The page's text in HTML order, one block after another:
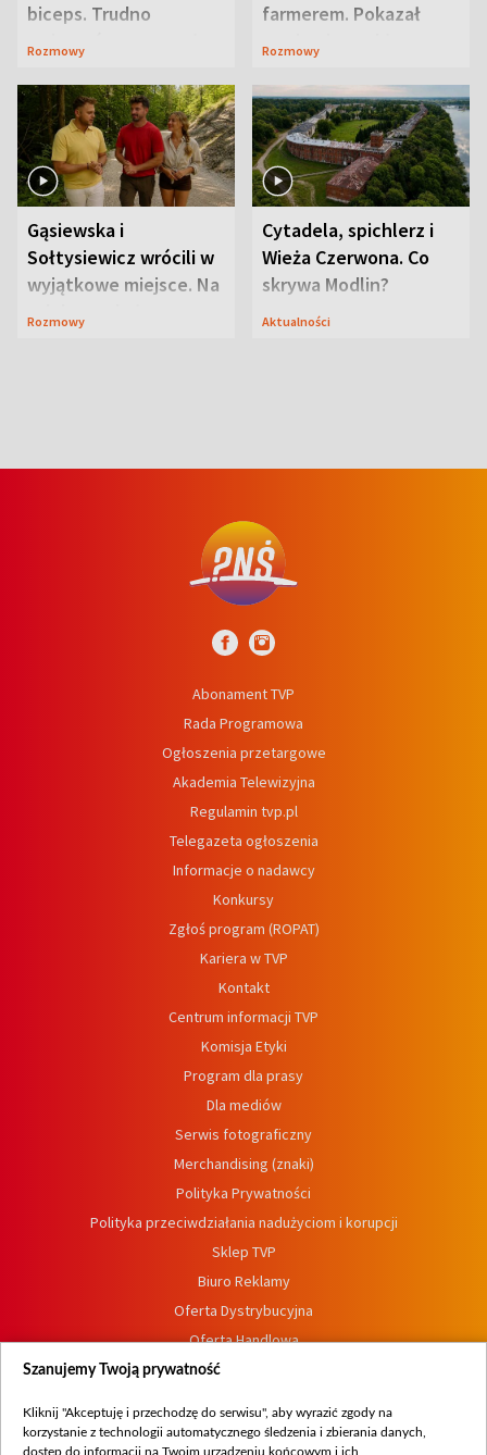
biceps. Trudno
uwierzyć, co przeszła
Rozmowy
farmerem. Pokazał
swoje niezwykłe
Rozmowy
Gąsiewska i
Sołtysiewicz wrócili w
wyjątkowe miejsce. Na
szlaku czekał
Rozmowy
Cytadela, spichlerz i
Wieża Czerwona. Co
skrywa Modlin?
Aktualności
Abonament TVP
Rada Programowa
Ogłoszenia przetargowe
Akademia Telewizyjna
Regulamin tvp.pl
Telegazeta ogłoszenia
Informacje o nadawcy
Konkursy
Zgłoś program (ROPAT)
Kariera w TVP
Kontakt
Centrum informacji TVP
Komisja Etyki
Program dla prasy
Dla mediów
Serwis fotograficzny
Merchandising (znaki)
Polityka Prywatności
Polityka przeciwdziałania nadużyciom i korupcji
Sklep TVP
Biuro Reklamy
Oferta Dystrybucyjna
Oferta Handlowa
Dostępność
Procedura zgłoszeń wewnętrznych
Szanujemy Twoją prywatność
Kliknij "Akceptuję i przechodzę do serwisu", aby wyrazić zgody na
korzystanie z technologii automatycznego śledzenia i zbierania danych,
dostęp do informacji na Twoim urządzeniu końcowym i ich